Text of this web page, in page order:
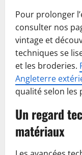
Pour prolonger
consulter nos
vintage et
techniques se
et les broderies.
Angleterre
qualité selon les
Un regard
matériaux